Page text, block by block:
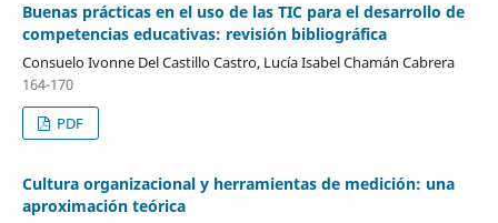
Buenas prácticas en el uso de las TIC para el desarrollo de
competencias educativas: revisión bibliográfica
Consuelo Ivonne Del Castillo Castro, Lucía Isabel Chamán Cabrera
164-170
PDF
Cultura organizacional y herramientas de medición: una
aproximación teórica